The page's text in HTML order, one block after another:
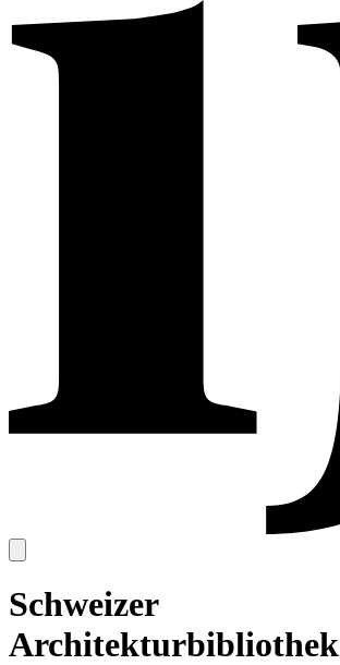
Schweizer
Architekturbibliothek